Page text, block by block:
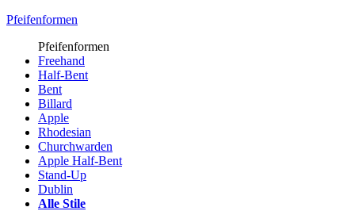
Pfeifenformen
Pfeifenformen
Freehand
Half-Bent
Bent
Billard
Apple
Rhodesian
Churchwarden
Apple Half-Bent
Stand-Up
Dublin
Alle Stile